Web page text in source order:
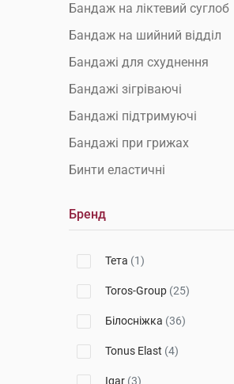
Бандаж на ліктевий суглоб
Бандаж на шийний відділ
Бандажі для схуднення
Бандажі зігріваючі
Бандажі підтримуючі
Бандажі при грижах
Бинти еластичні
Грудні корсети та бандажі
Післяопераційні бандажі
Променевозап'ястні бандажі
Бренд
Тета (1)
Toros-Group (25)
Білосніжка (36)
Tonus Elast (4)
Igar (3)